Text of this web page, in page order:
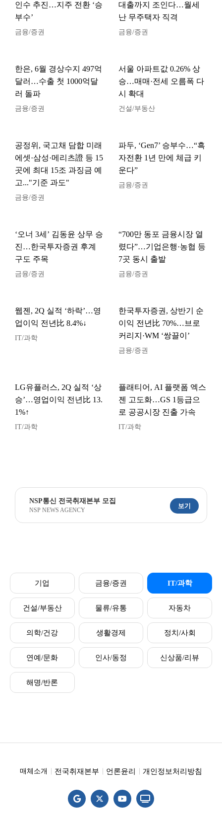
인수 추진…지주 전환 ‘승
부수’
금융/증권
대출까지 조인다…월세
난 무주택자 직격
금융/증권
한은, 6월 경상수지 497억
달러…수출 첫 1000억달
러 돌파
금융/증권
서울 아파트값 0.26% 상
승…매매·전세 오름폭 다
시 확대
건설/부동산
공정위, 국고채 담합 미래
에셋·삼성·메리츠證 등 15
곳에 최대 15조 과징금 예
고..."기준 과도"
금융/증권
파두, ‘Gen7’ 승부수…“흑
자전환 1년 만에 체급 키
운다”
금융/증권
‘오너 3세’ 김동윤 상무 승
진…한국투자증권 후계
구도 주목
금융/증권
“700만 동포 금융시장 열
렸다”…기업은행·농협 등
7곳 동시 출발
금융/증권
웹젠, 2Q 실적 ‘하락’…영
업이익 전년比 8.4%↓
IT/과학
한국투자증권, 상반기 순
이익 전년比 70%…브로
커리지·WM ‘쌍끌이’
금융/증권
LG유플러스, 2Q 실적 ‘상
승’…영업이익 전년比 13.
1%↑
IT/과학
플래티어, AI 플랫폼 엑스
젠 고도화…GS 1등급으
로 공공시장 진출 가속
IT/과학
NSP통신 전국취재본부 모집
NSP NEWS AGENCY
보기
기업 금융/증권 IT/과학
건설/부동산 물류/유통 자동차
의학/건강 생활경제 정치/사회
연예/문화 인사/동정 신상품/리뷰
해명/반론
매체소개 전국취재본부 언론윤리 개인정보처리방침